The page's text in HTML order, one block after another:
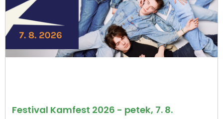
Festival Kamfest 2026 - petek, 7. 8.